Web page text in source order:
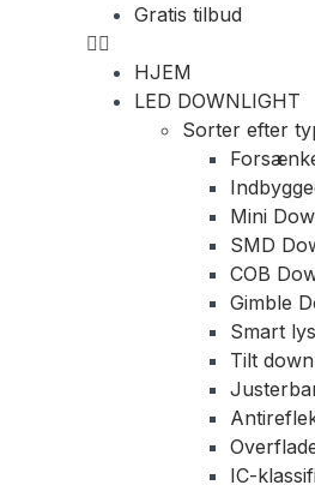
Gratis tilbud
HJEM
LED DOWNLIGHT
Sorter efter
Mini
SMD
COB
Gimble
Smart lys
Tilt
IC-